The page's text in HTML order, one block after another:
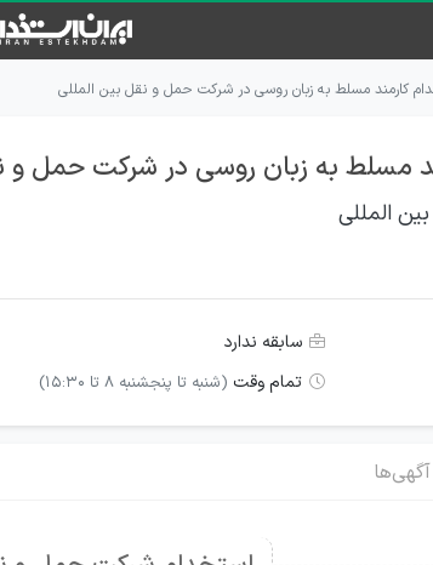
کارمند مسلط به زبان روسی در شرکت حمل و نقل بین المللی
مسلط به زبان روسی در شرکت حمل و
المللی
سابقه ندارد
تمام وقت (شنبه تا پنجشنبه 8 تا 15:30)